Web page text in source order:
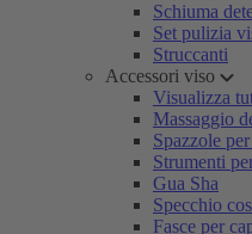
Schiuma
Set pulizia
Struccanti
Accessori viso
Visualizza
Massaggio
Spazzole
Strumenti
Gua Sha
Specchio
Fasce per